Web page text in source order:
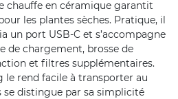
chauffe en céramique garantit
les plantes sèches. Pratique, il
un port USB-C et s’accompagne
de chargement, brosse de
et filtres supplémentaires.
le rend facile à transporter au
se distingue par sa simplicité